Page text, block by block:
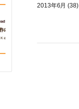
2013年6月 (38)